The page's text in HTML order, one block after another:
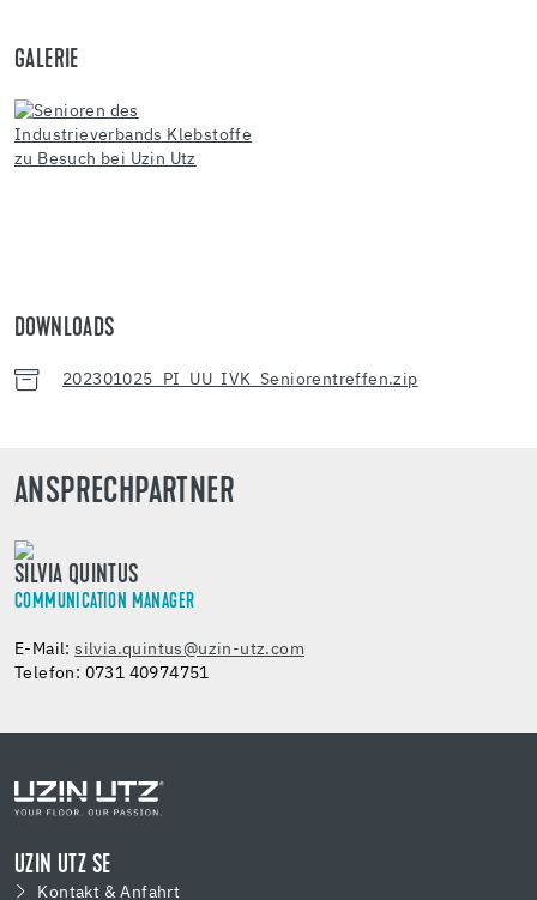
GALERIE
DOWNLOADS
202301025_PI_UU_IVK_Seniorentreffen.zip
ANSPRECHPARTNER
SILVIA QUINTUS
COMMUNICATION MANAGER
E-Mail:silvia.quintus@uzin-utz.com
Telefon: 0731 40974751
UZIN UTZ SE
Kontakt & Anfahrt